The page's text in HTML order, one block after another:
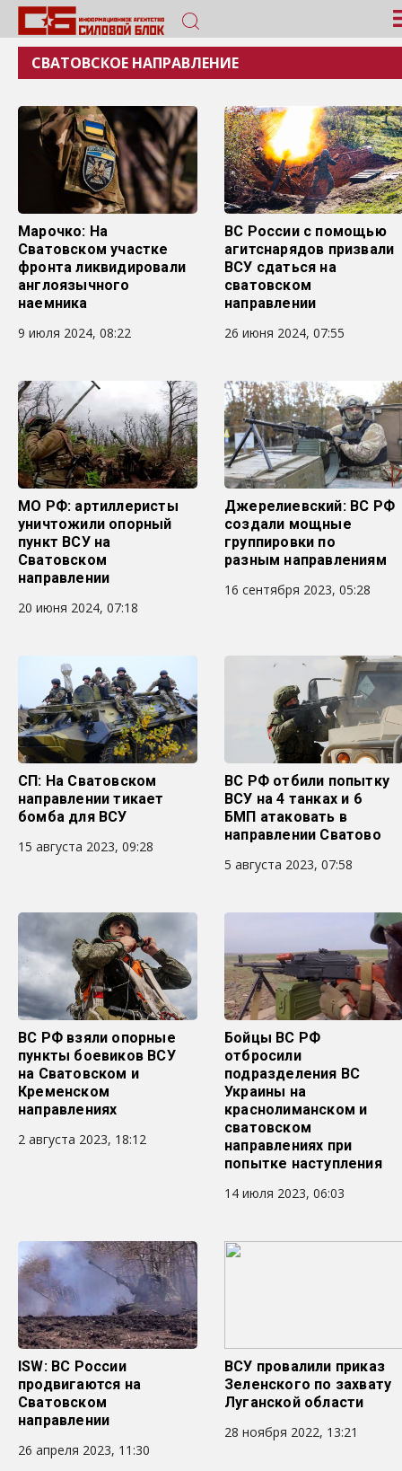
СВАТОВСКОЕ НАПРАВЛЕНИЕ
Марочко: На
Сватовском участке
фронта ликвидировали
англоязычного
наемника
9 июля 2024, 08:22
ВС России с помощью
агитснарядов призвали
ВСУ сдаться на
сватовском
направлении
26 июня 2024, 07:55
МО РФ: артиллеристы
уничтожили опорный
пункт ВСУ на
Сватовском
направлении
20 июня 2024, 07:18
Джерелиевский: ВС РФ
создали мощные
группировки по
разным направлениям
16 сентября 2023, 05:28
СП: На Сватовском
направлении тикает
бомба для ВСУ
15 августа 2023, 09:28
ВС РФ отбили попытку
ВСУ на 4 танках и 6
БМП атаковать в
направлении Сватово
5 августа 2023, 07:58
ВС РФ взяли опорные
пункты боевиков ВСУ
на Сватовском и
Кременском
направлениях
2 августа 2023, 18:12
Бойцы ВС РФ
отбросили
подразделения ВС
Украины на
краснолиманском и
сватовском
направлениях при
попытке наступления
14 июля 2023, 06:03
ISW: ВС России
продвигаются на
Сватовском
направлении
26 апреля 2023, 11:30
ВСУ провалили приказ
Зеленского по захвату
Луганской области
28 ноября 2022, 13:21